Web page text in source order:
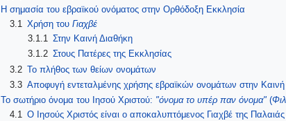
Η σημασία του εβραϊκού ονόματος στην Ορθόδοξη Εκκλησία
3.1 Χρήση του Γιαχβέ
3.1.1 Στην Καινή Διαθήκη
3.1.2 Στους Πατέρες της Εκκλησίας
3.2 Το πλήθος των θείων ονομάτων
3.3 Αποφυγή εντεταλμένης χρήσης εβραϊκών ονομάτων στην Καινή
Το σωτήριο όνομα του Ιησού Χριστού: "όνομα το υπέρ παν όνομα" (
4.1 Ο Ιησούς Χριστός είναι ο αποκαλυπτόμενος Γιαχβέ της